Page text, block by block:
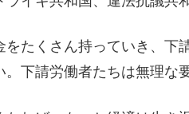
をたくさん持っていき、下
。下請労働者たちは無理な